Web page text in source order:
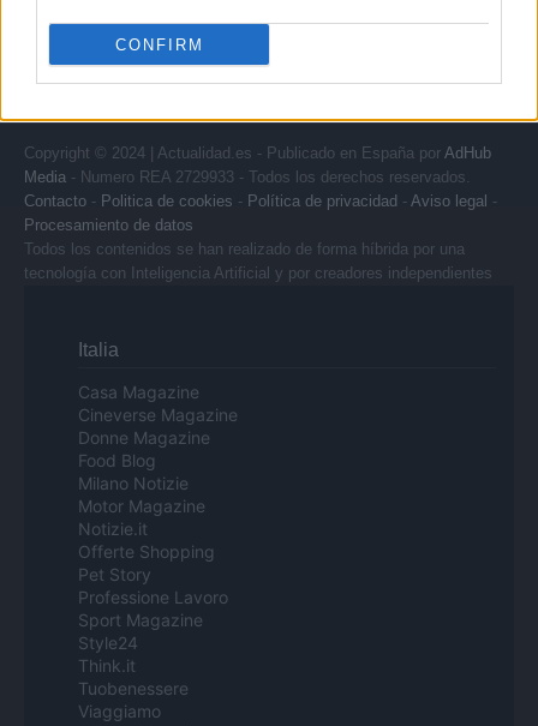
CONFIRM
Para señalar a la redacción de cualquier error en el uso del material
confidencial, escríbanos a
la retirada del material que atenta contra los derechos de terceros.
Copyright © 2024 | Actualidad.es - Publicado en España por AdHub
Media - Numero REA 2729933 - Todos los derechos reservados.
Contacto - Politica de cookies - Política de privacidad - Aviso legal -
Procesamiento de datos
Todos los contenidos se han realizado de forma híbrida por una
tecnología con Inteligencia Artificial y por creadores independientes
Italia
Casa Magazine
Cineverse Magazine
Donne Magazine
Food Blog
Milano Notizie
Motor Magazine
Notizie.it
Offerte Shopping
Pet Story
Professione Lavoro
Sport Magazine
Style24
Think.it
Tuobenessere
Viaggiamo